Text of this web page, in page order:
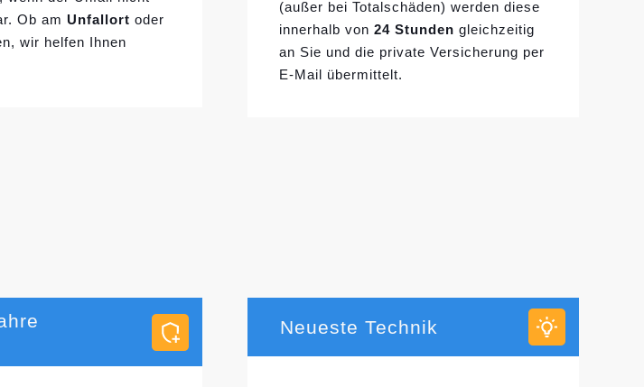
Ob am Unfallort oder
wir helfen Ihnen
(außer bei Totalschäden) werden diese
innerhalb von24 Stunden gleichzeitig
an Sie und die private Versicherung per
E-Mail übermittelt.
Neueste Technik